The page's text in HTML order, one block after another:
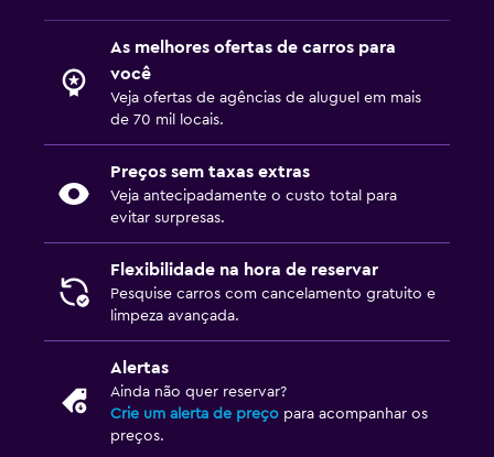
As melhores ofertas de carros para
você
Veja ofertas de agências de aluguel em mais
de 70 mil locais.
Preços sem taxas extras
Veja antecipadamente o custo total para
evitar surpresas.
Flexibilidade na hora de reservar
Pesquise carros com cancelamento gratuito e
limpeza avançada.
Alertas
Ainda não quer reservar?
Crie um alerta de preço para acompanhar os
preços.